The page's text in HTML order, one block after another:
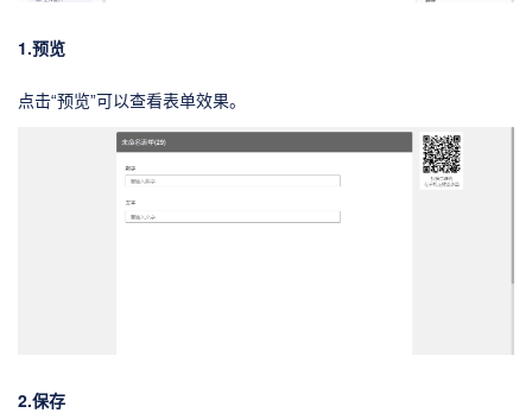
1.预览
点击“预览”可以查看表单效果。
2.保存